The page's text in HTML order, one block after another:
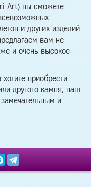
Art) вы сможете
и других изделий
вам не
и очень высокое
приобрести
другого камня, наш
и